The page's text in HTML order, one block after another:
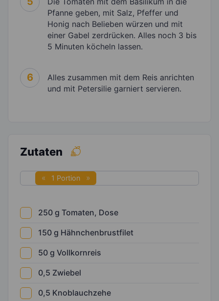
Pfanne geben, mit Salz, Pfeffer und
Honig nach Belieben würzen und mit
einer Gabel zerdrücken. Alles noch 3 bis
5 Minuten köcheln lassen.
6
Alles zusammen mit dem Reis anrichten
und mit Petersilie garniert servieren.
Zutaten
1 Portion
250 g Tomaten, Dose
150 g Hähnchenbrustfilet
50 g Vollkornreis
0,5 Zwiebel
0,5 Knoblauchzehe